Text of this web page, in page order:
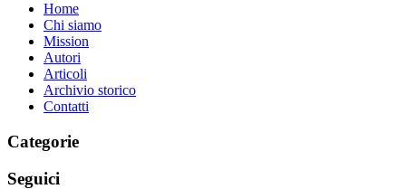
Home
Chi siamo
Mission
Autori
Articoli
Archivio storico
Contatti
Categorie
Seguici